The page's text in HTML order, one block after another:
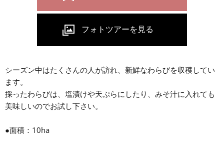
シーズン中はたくさんの人が訪れ、新鮮なわらびを収穫してい
ます。
採ったわらびは、塩漬けや天ぷらにしたり、みそ汁に入れても
美味しいのでお試し下さい。
●面積：10ha